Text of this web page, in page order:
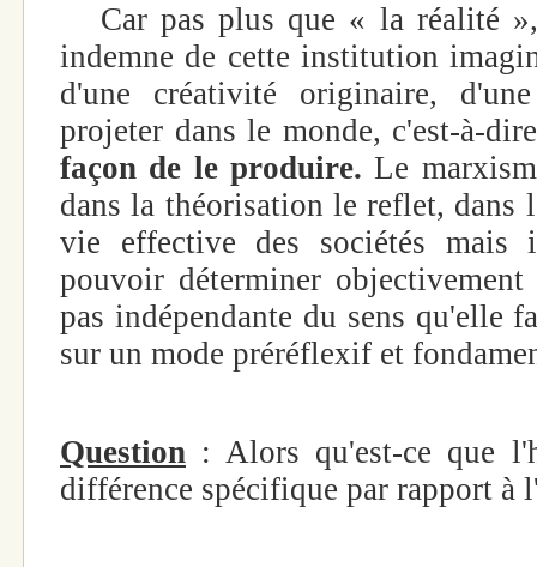
Car pas plus que « la réalité
indemne de cette institution
d'une créativité originaire,
projeter dans le monde, c'est-à-
façon de le produire. Le
dans la théorisation le reflet, dans
vie effective des sociétés
pouvoir déterminer
pas indépendante du sens qu'elle
sur un mode préréflexif et
Question : Alors qu'est-ce que
différence spécifique par rapport à